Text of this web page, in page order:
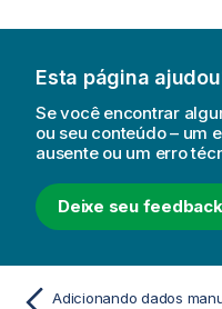
Esta página
Se você encontrar
ou seu conteúdo – um
ausente ou um erro
Deixe seu